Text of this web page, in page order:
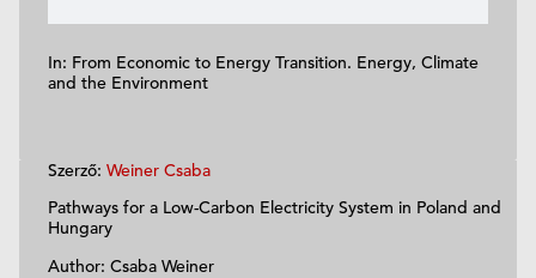
In: From Economic to Energy Transition. Energy, Climate
and the Environment
Szerző: Weiner Csaba
Pathways for a Low-Carbon Electricity System in Poland and
Hungary
Author: Csaba Weiner